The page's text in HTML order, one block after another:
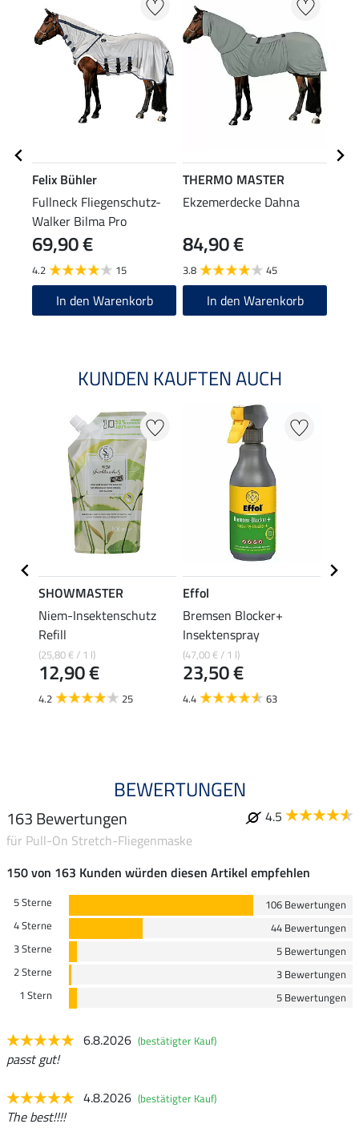
Felix Bühler
Fullneck Fliegenschutz-
Walker Bilma Pro
69,90 €
4.2 15
In den Warenkorb
THERMO MASTER
Ekzemerdecke Dahna
84,90 €
3.8 45
In den Warenkorb
KUNDEN KAUFTEN AUCH
SHOWMASTER
Niem-Insektenschutz
Refill
(25,80 € / 1 l)
12,90 €
4.2 25
Effol
Bremsen Blocker+
Insektenspray
(47,00 € / 1 l)
23,50 €
4.4 63
BEWERTUNGEN
163 Bewertungen
4.5
für Pull-On Stretch-Fliegenmaske
150 von 163 Kunden würden diesen Artikel empfehlen
5 Sterne
106 Bewertungen
4 Sterne
44 Bewertungen
3 Sterne
5 Bewertungen
2 Sterne
3 Bewertungen
1 Stern
5 Bewertungen
6.8.2026 (bestätigter Kauf)
passt gut!
4.8.2026 (bestätigter Kauf)
The best!!!!